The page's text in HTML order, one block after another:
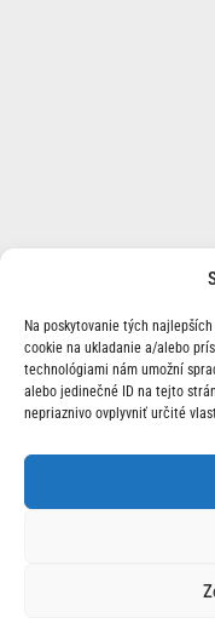
Na poskytovanie tých
cookie na ukladanie a/alebo
technológiami nám umožní
alebo jedinečné ID na tejto
nepriaznivo ovplyvniť určité
O